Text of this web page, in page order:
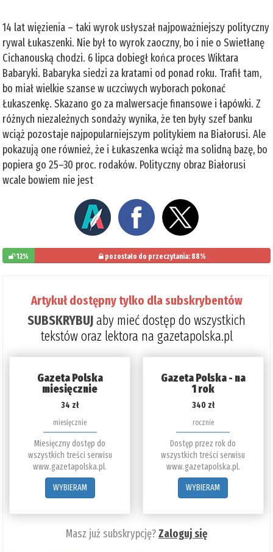
14 lat więzienia – taki wyrok usłyszał najpoważniejszy polityczny
rywal Łukaszenki. Nie był to wyrok zaoczny, bo i nie o Swietłanę
Cichanouską chodzi. 6 lipca dobiegł końca proces Wiktara
Babaryki. Babaryka siedzi za kratami od ponad roku. Trafił tam,
bo miał wielkie szanse w uczciwych wyborach pokonać
Łukaszenkę. Skazano go za malwersacje finansowe i łapówki. Z
różnych niezależnych sondaży wynika, że ten były szef banku
wciąż pozostaje najpopularniejszym politykiem na Białorusi. Ale
pokazują one również, że i Łukaszenka wciąż ma solidną bazę, bo
popiera go 25–30 proc. rodaków. Polityczny obraz Białorusi
wcale bowiem nie jest
12% pozostało do przeczytania: 88%
Artykuł dostępny tylko dla subskrybentów
SUBSKRYBUJaby mieć dostęp do wszystkich
tekstów oraz lektora na gazetapolska.pl
Gazeta Polska
miesięcznie
34 zł
miesięcznie
Miesięczny dostęp do
wszystkich treści serwisu
www.gazetapolska.pl.
WYBIERAM
Gazeta Polska - na
1 rok
340 zł
rocznie
Dostęp przez rok do
wszystkich treści serwisu
www.gazetapolska.pl.
WYBIERAM
Masz już subskrypcję?Zaloguj się